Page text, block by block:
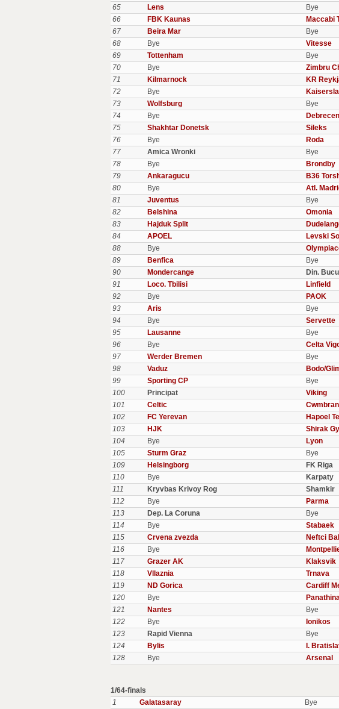
65
Lens
Bye
66
FBK Kaunas Maccabi
67
Beira Mar
Bye
68
Bye
Vitesse
69
Tottenham
Bye
70
Bye
Zimbru
71
Kilmarnock KR
72
Bye
73
Wolfsburg
Bye
74
Bye
Debrecen
75
Shakhtar Donetsk Sileks
76
Bye
Roda
77
Amica Wronki
Bye
78
Bye
Brondby
79
Ankaragucu B36
80
Bye
Atl.
81
Juventus
Bye
82
Belshina Omonia
83
Hajduk Split
84
APOEL Levski
88
Bye
89
Benfica
Bye
90
Mondercange Din.
91
Loco. Tbilisi Linfield
92
Bye
PAOK
93
Aris
Bye
94
Bye
Servette
95
Lausanne
Bye
96
Bye
Celta
97
Werder Bremen
Bye
98
Vaduz Bodo/
99
Sporting CP
Bye
100
Principat Viking
101
Celtic
102
FC Yerevan Hapoel
103
HJK Shirak
104
Bye
Lyon
105
Sturm Graz
Bye
109
Helsingborg FK Riga
110
Bye
Karpaty
111
Kryvbas Krivoy Rog Shamkir
112
Bye
Parma
113
Dep. La Coruna
Bye
114
Bye
Stabaek
115
Crvena zvezda Neftci
116
Bye
117
Grazer AK Klaksvik
118
Vllaznia Trnava
119
ND Gorica Cardiff
120
Bye
121
Nantes
Bye
122
Bye
Ionikos
123
Rapid Vienna
Bye
124
Bylis I.
128
Bye Arsenal
1/64-finals
1
Galatasaray
Bye